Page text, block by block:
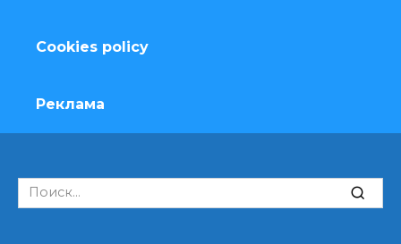
Cookies policy
Реклама
Search
for: